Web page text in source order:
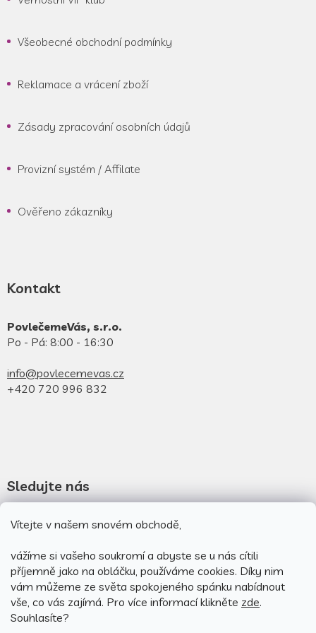
Vítejte v našem snovém obchodě,
vážíme si vašeho soukromí a abyste se u nás cítili
příjemně jako na obláčku, používáme cookies. Díky nim
vám můžeme ze světa spokojeného spánku nabídnout
vše, co vás zajímá. Pro více informací klikněte zde.
Souhlasíte?
Všeobecné obchodní podmínky
Reklamace a vrácení zboží
Zásady zpracování osobních údajů
Provizní systém / Affilate
Ověřeno zákazníky
Kontakt
PovlečemeVás, s.r.o.
Po - Pá: 8:00 - 16:30
info@povlecemevas.cz
+420 720 996 832
Sledujte nás
Novinky na facebooku
Novinky na instagramu